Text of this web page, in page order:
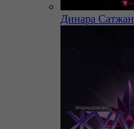
Динара Сатжан